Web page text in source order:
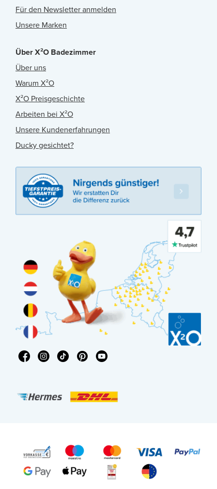
Für den Newsletter anmelden
Unsere Marken
Über X²O Badezimmer
Über uns
Warum X²O
X²O Preisgeschichte
Arbeiten bei X²O
Unsere Kundenerfahrungen
Ducky gesichtet?